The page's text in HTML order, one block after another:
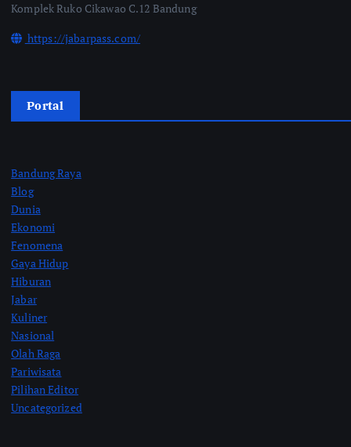
Komplek Ruko Cikawao C.12 Bandung
https://jabarpass.com/
Portal
Bandung Raya
Blog
Dunia
Ekonomi
Fenomena
Gaya Hidup
Hiburan
Jabar
Kuliner
Nasional
Olah Raga
Pariwisata
Pilihan Editor
Uncategorized